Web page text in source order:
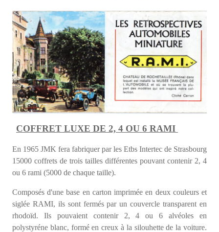
COFFRET LUXE DE 2, 4 OU 6 RAMI
En 1965 JMK fera fabriquer par les Etbs Intertec de Strasbourg
15000 coffrets de trois tailles différentes pouvant contenir 2, 4
ou 6 rami (5000 de chaque taille).
Composés d'une base en carton imprimée en deux couleurs et
siglée RAMI, ils sont fermés par un couvercle transparent en
rhodoïd. Ils pouvaient contenir 2, 4 ou 6 alvéoles en
polystyréne blanc, formé en creux à la silouhette de la voiture.